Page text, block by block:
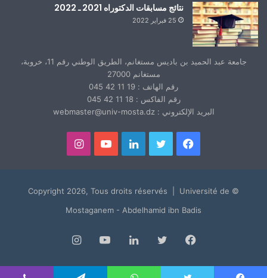
نتائج مسابقات الدكتوراه 2021 ـ 2022
25 فبراير 2022
جامعة عبد الحميد بن باديس مستغانم، الطريق الوطني رقم 11، خروبة،
مستغانم 27000
رقم الهاتف : 19 11 42 045
رقم الفاكس : 18 11 42 045
البريد الإلكتروني : webmaster@univ-mosta.dz
فيسبوك تويتر لينكدإنيوتيوبانستقرام
© Copyright 2026, Tous droits réservés | Université de
Mostaganem - Abdelhamid ibn Badis
فيسبوك تويتر لينكدإنيوتيوبانستقرام